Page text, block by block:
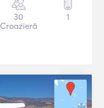
30
Croazieră
1